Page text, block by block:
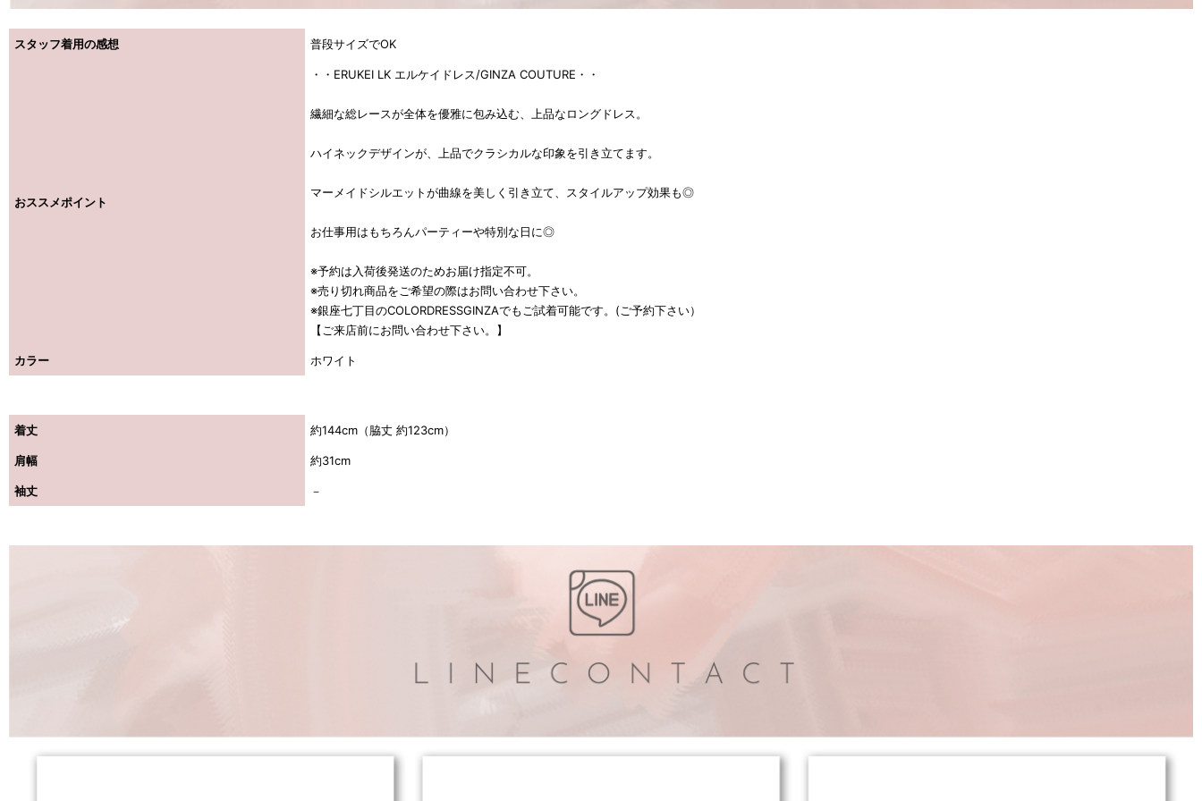
スタッフ着用の感想 普段サイズでOK
おススメポイント
・・ERUKEI LK エルケイドレス/GINZA COUTURE・・
繊細な総レースが全体を優雅に包み込む、上品なロングドレス。
ハイネックデザインが、上品でクラシカルな印象を引き立てます。
マーメイドシルエットが曲線を美しく引き立て、スタイルアップ効果も◎
お仕事用はもちろんパーティーや特別な日に◎
※予約は入荷後発送のためお届け指定不可。
※売り切れ商品をご希望の際はお問い合わせ下さい。
※銀座七丁目のCOLORDRESSGINZAでもご試着可能です。(ご予約下さい）
【ご来店前にお問い合わせ下さい。】
カラー ホワイト
着丈 約144cm（脇丈 約123cm）
肩幅 約31cm
袖丈 －